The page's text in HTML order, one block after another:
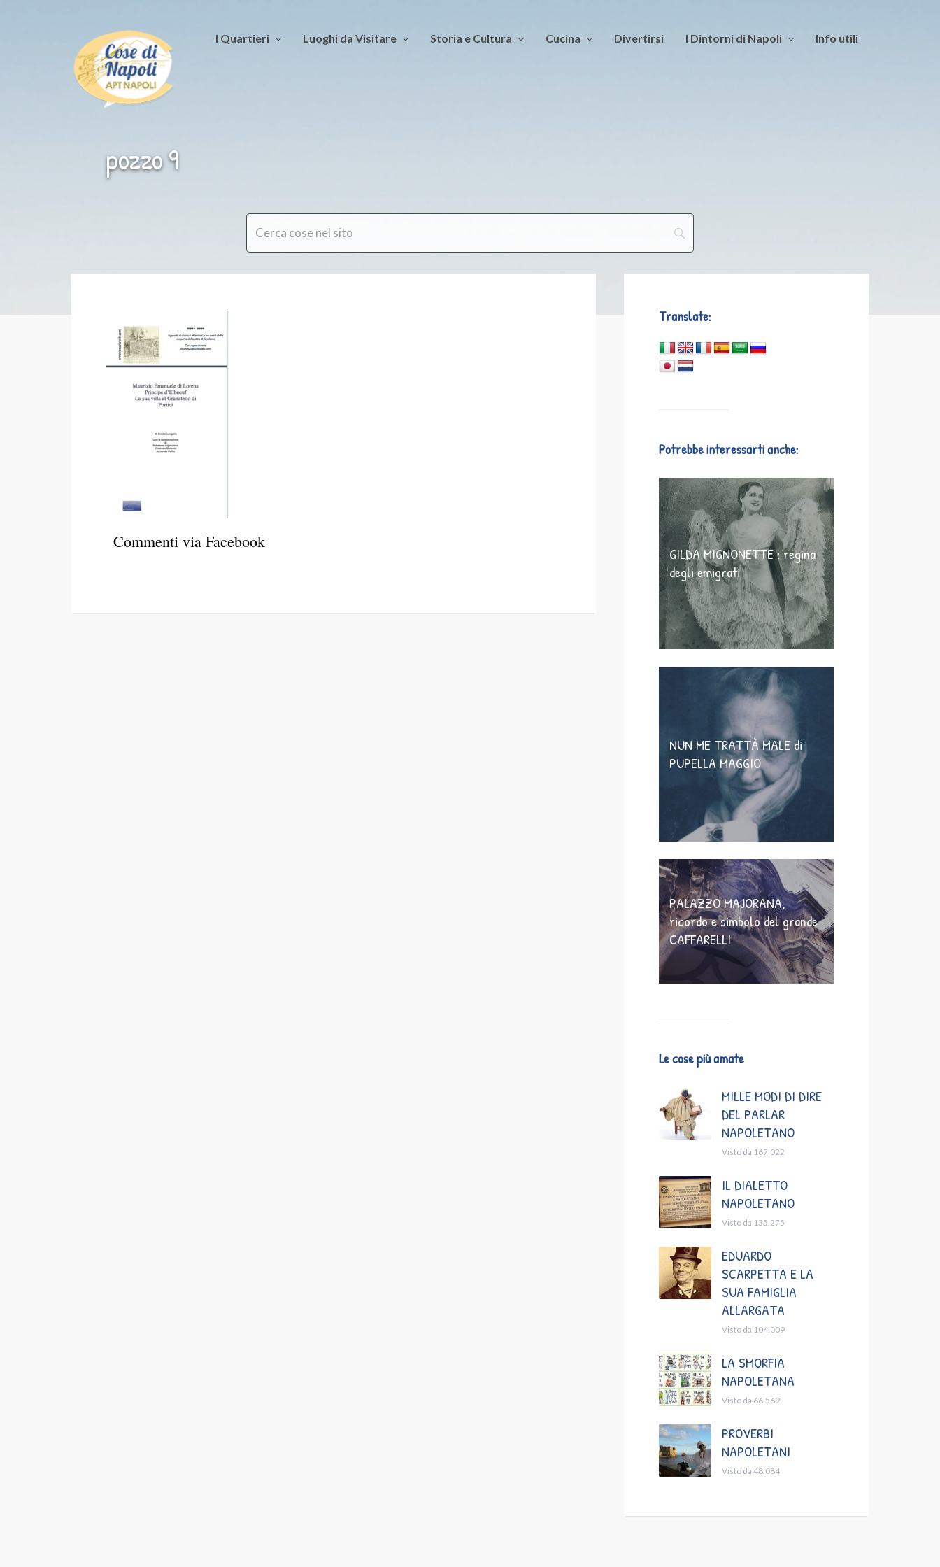
I Quartieri Luoghi da Visitare Storia e Cultura Cucina Divertirsi I Dintorni di Napoli Info utili
pozzo 9
Commenti via Facebook
Translate:
Potrebbe interessarti anche:
GILDA MIGNONETTE : regina
degli emigrati
NUN ME TRATTÀ MALE di
PUPELLA MAGGIO
PALAZZO MAJORANA,
ricordo e simbolo del grande
CAFFARELLI
Le cose più amate
MILLE MODI DI DIRE
DEL PARLAR
NAPOLETANO
Visto da 167.022
IL DIALETTO
NAPOLETANO
Visto da 135.275
EDUARDO
SCARPETTA E LA
SUA FAMIGLIA
ALLARGATA
Visto da 104.009
LA SMORFIA
NAPOLETANA
Visto da 66.569
PROVERBI
NAPOLETANI
Visto da 48.084